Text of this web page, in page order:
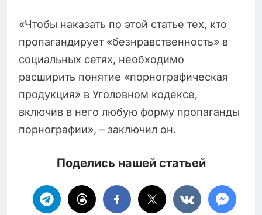
«Чтобы наказать по этой статье тех, кто
пропагандирует «безнравственность» в
социальных сетях, необходимо
расширить понятие «порнографическая
продукция» в Уголовном кодексе,
включив в него любую форму пропаганды
порнографии», – заключил он.
Поделись нашей статьей